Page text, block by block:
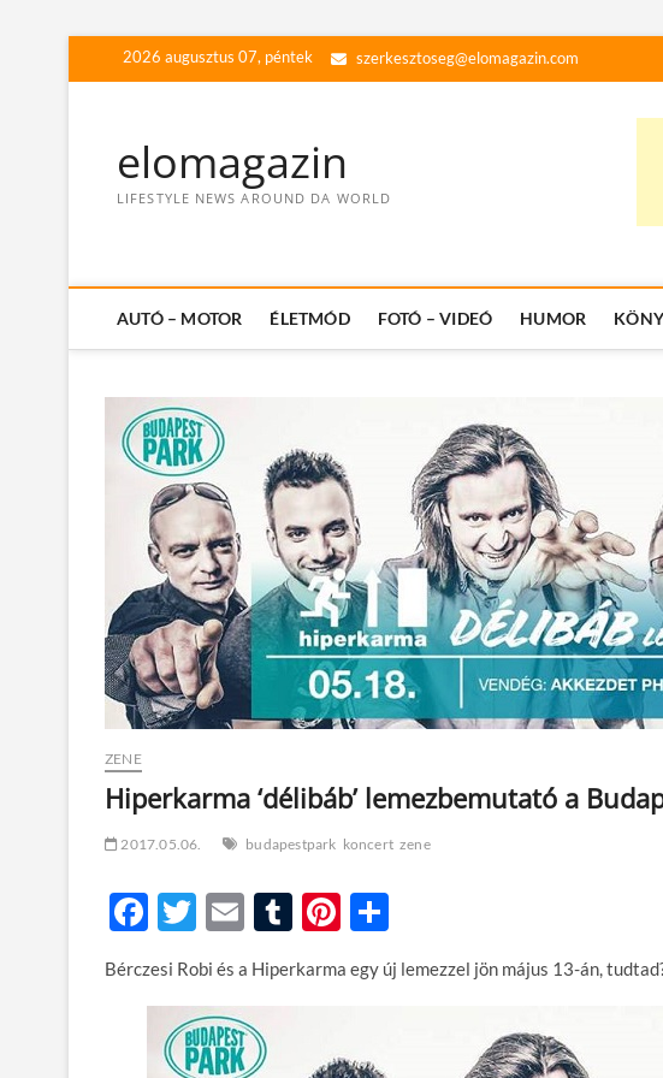
2026 augusztus 07, péntek szerkesztoseg@elomagazin.com
elomagazin
LIFESTYLE NEWS AROUND DA WORLD
AUTÓ – MOTOR ÉLETMÓD FOTÓ – VIDEÓ HUMOR
ZENE
Hiperkarma ‘délibáb’ lemezbemutató a
2017.05.06. budapestpark koncert zene
F
ac
e
b
o
T
w
itt
er
E
m
ail
T
u
m
Pi
er
t
ss
za
Bérczesi Robi és a Hiperkarma egy új lemezzel jön május 13-án,